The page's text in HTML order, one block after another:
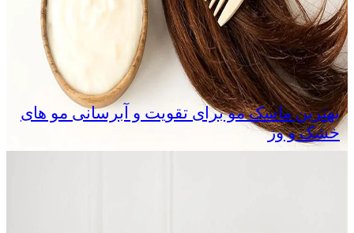
بهترین ماسک مو برای تقویت و آبرسانی مو های
خشک و وز